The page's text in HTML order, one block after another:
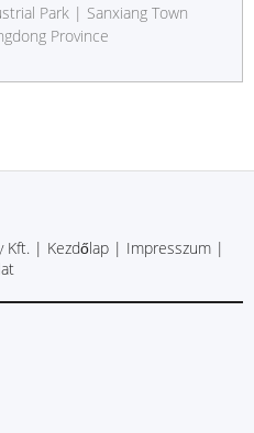
Park | Sanxiang Town
Province
Kft. | Kezdőlap | Impresszum |